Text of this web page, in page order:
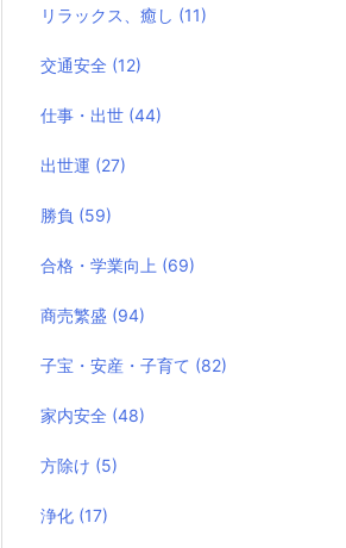
リラックス、癒し (11)
交通安全 (12)
仕事・出世 (44)
出世運 (27)
勝負 (59)
合格・学業向上 (69)
商売繁盛 (94)
子宝・安産・子育て (82)
家内安全 (48)
方除け (5)
浄化 (17)